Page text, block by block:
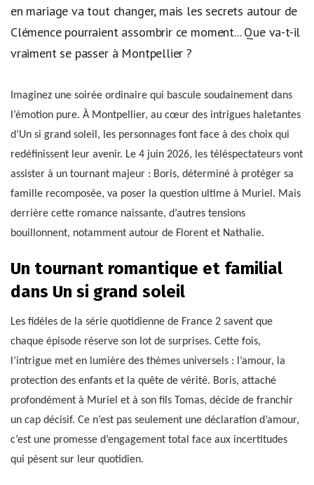
en mariage va tout changer, mais les secrets autour de
Clémence pourraient assombrir ce moment... Que va-t-il
vraiment se passer à Montpellier ?
Imaginez une soirée ordinaire qui bascule soudainement dans
l’émotion pure. À Montpellier, au cœur des intrigues haletantes
d’Un si grand soleil, les personnages font face à des choix qui
redéfinissent leur avenir. Le 4 juin 2026, les téléspectateurs vont
assister à un tournant majeur : Boris, déterminé à protéger sa
famille recomposée, va poser la question ultime à Muriel. Mais
derrière cette romance naissante, d’autres tensions
bouillonnent, notamment autour de Florent et Nathalie.
Un tournant romantique et familial
dans Un si grand soleil
Les fidèles de la série quotidienne de France 2 savent que
chaque épisode réserve son lot de surprises. Cette fois,
l’intrigue met en lumière des thèmes universels : l’amour, la
protection des enfants et la quête de vérité. Boris, attaché
profondément à Muriel et à son fils Tomas, décide de franchir
un cap décisif. Ce n’est pas seulement une déclaration d’amour,
c’est une promesse d’engagement total face aux incertitudes
qui pèsent sur leur quotidien.